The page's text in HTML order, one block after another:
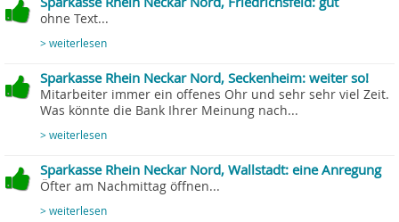
ohne Text...
> weiterlesen
Sparkasse Rhein Neckar Nord, Seckenheim: weiter so!
Mitarbeiter immer ein offenes Ohr und sehr sehr viel Zeit.
Was könnte die Bank Ihrer Meinung nach...
> weiterlesen
Sparkasse Rhein Neckar Nord, Wallstadt: eine Anregung
Öfter am Nachmittag öffnen...
> weiterlesen